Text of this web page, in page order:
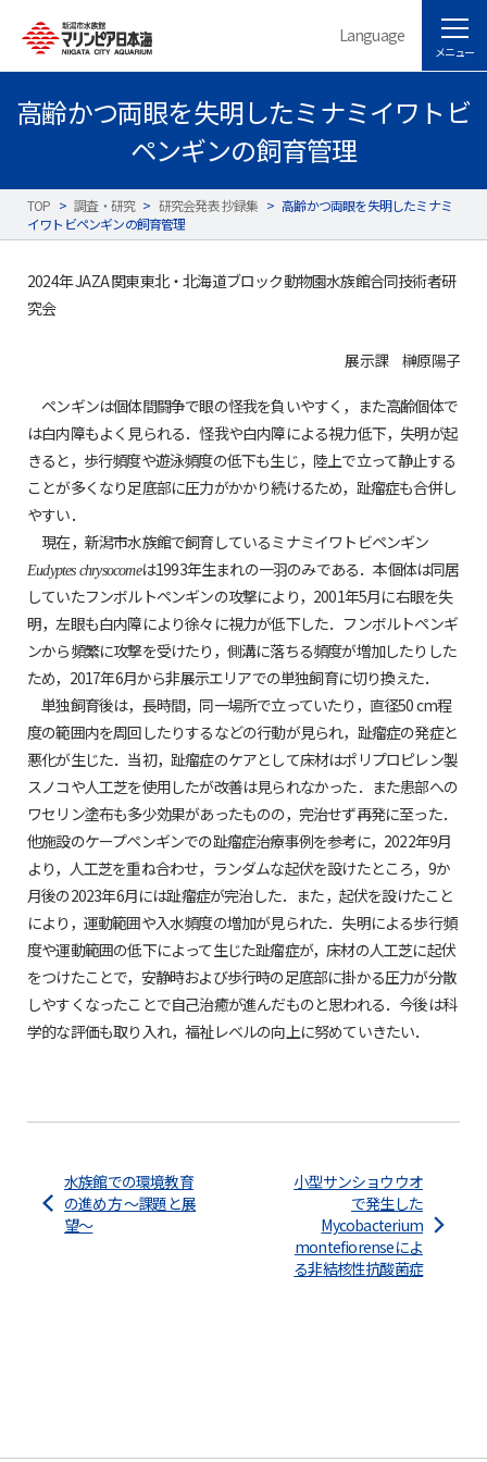
Language
メニュー
高齢かつ両眼を失明したミナミイワトビ
ペンギンの飼育管理
TOP > 調査・研究 > 研究会発表 抄録集 > 高齢かつ両眼を失明したミナミ
イワトビペンギンの飼育管理
2024年 JAZA 関東東北・北海道ブロック動物園水族館合同技術者研
究会
展示課 榊原陽子
ペンギンは個体間闘争で眼の怪我を負いやすく，また高齢個体で
は白内障もよく見られる．怪我や白内障による視力低下，失明が起
きると，歩行頻度や遊泳頻度の低下も生じ，陸上で立って静止する
ことが多くなり足底部に圧力がかかり続けるため，趾瘤症も合併し
やすい．
現在，新潟市水族館で飼育しているミナミイワトビペンギン
Eudyptes chrysocomeは1993年生まれの一羽のみである．本個体は同居
していたフンボルトペンギンの攻撃により，2001年5月に右眼を失
明，左眼も白内障により徐々に視力が低下した．フンボルトペンギ
ンから頻繁に攻撃を受けたり，側溝に落ちる頻度が増加したりした
ため，2017年6月から非展示エリアでの単独飼育に切り換えた．
単独飼育後は，長時間，同一場所で立っていたり，直径50 cm程
度の範囲内を周回したりするなどの行動が見られ，趾瘤症の発症と
悪化が生じた．当初，趾瘤症のケアとして床材はポリプロピレン製
スノコや人工芝を使用したが改善は見られなかった．また患部への
ワセリン塗布も多少効果があったものの，完治せず再発に至った．
他施設のケープペンギンでの趾瘤症治療事例を参考に，2022年9月
より，人工芝を重ね合わせ，ランダムな起伏を設けたところ，9か
月後の2023年6月には趾瘤症が完治した．また，起伏を設けたこと
により，運動範囲や入水頻度の増加が見られた．失明による歩行頻
度や運動範囲の低下によって生じた趾瘤症が，床材の人工芝に起伏
をつけたことで，安静時および歩行時の足底部に掛かる圧力が分散
しやすくなったことで自己治癒が進んだものと思われる．今後は科
学的な評価も取り入れ，福祉レベルの向上に努めていきたい．
水族館での環境教育
の進め方 〜課題と展
望〜
小型サンショウウオ
で発生した
Mycobacterium
montefiorenseによ
る非結核性抗酸菌症